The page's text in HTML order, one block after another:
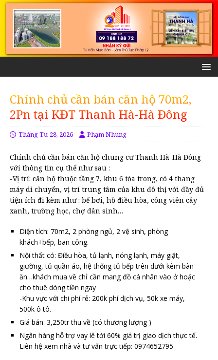
Chính chủ cần bán căn hộ 70m2,
2Pn tại KĐT Thanh Hà-Hà Đông
Tháng Tư 28, 2026 Phạm Nhung
Chính chủ cần bán căn hộ chung cư Thanh Hà-Hà Đông
với thông tin cụ thể như sau :
-Vị trí: căn hộ thuộc tầng 7, khu 6 tòa trong, có 4 thang
máy di chuyển, vị trí trung tâm của khu đô thị với đầy đủ
tiện ích đi kèm như : bể bơi, hồ điều hòa, công viên cây
xanh, trường học, chợ dân sinh…
Diện tích: 70m2, 2 phòng ngủ, 2 vệ sinh, phòng
khách+bếp, ban công.
Nội thất có: Điều hòa, tủ lạnh, nóng lạnh, máy giặt,
giường, tủ quần áo, hệ thống tủ bếp trên dưới kèm bàn
ăn…khách mua về chỉ cần mang đồ cá nhân vào ở hoặc
cho thuê dòng tiền ngay
-Khu vực với chi phí rẻ: 200k phí dịch vụ, 50k xe máy,
500k ô tô.
Giá bán: 3,250tr thu về (có thương lượng )
Ngân hàng hỗ trợ vay lê tới 60% giá trị giao dịch thực tế.
Liên hệ xem nhà và tư vấn trực tiếp: 0974652795